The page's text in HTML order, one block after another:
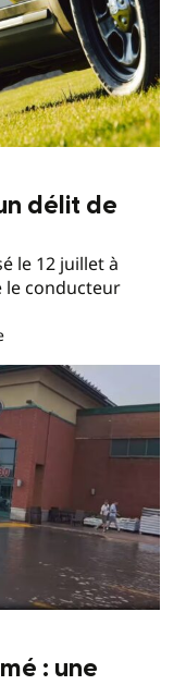
délit de
le 12 juillet à
le conducteur
: une